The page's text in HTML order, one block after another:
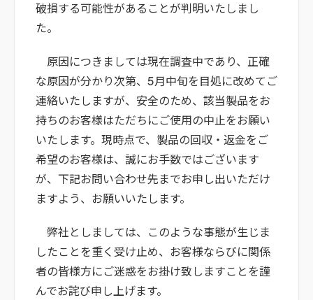
破損する可能性があることが判明いたしまし
た。
原因につきましては現在調査中であり、正確
な原因が分かり次第、5月中旬を目処に改めてご
連絡いたしますが、安全のため、該当製品をお
持ちのお客様はただちにご使用の中止をお願い
いたします。現時点で、製品の回収・返金をご
希望のお客様は、誠にお手数ではございます
が、下記お問い合わせ先までお申し出いただけ
ますよう、お願いいたします。
弊社としましては、このような事態が生じま
したことを重く受け止め、お客様ならびに関係
者の皆様方にご迷惑をお掛け致しますことを謹
んでお詫び申し上げます。